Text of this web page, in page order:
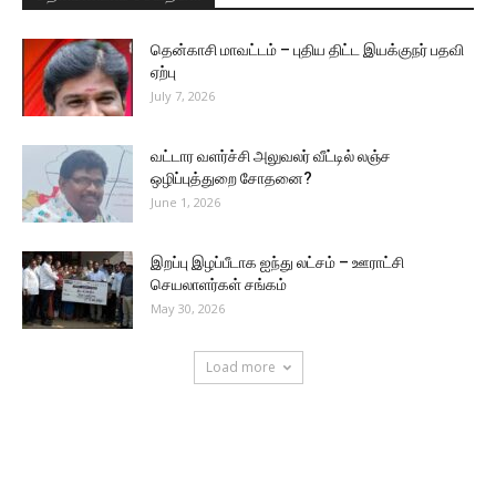
தென்காசி மாவட்டம் – புதிய திட்ட இயக்குநர் பதவி
ஏற்பு
July 7, 2026
வட்டார வளர்ச்சி அலுவலர் வீட்டில் லஞ்ச
ஒழிப்புத்துறை சோதனை?
June 1, 2026
இறப்பு இழப்பீடாக ஐந்து லட்சம் – ஊராட்சி
செயலாளர்கள் சங்கம்
May 30, 2026
Load more